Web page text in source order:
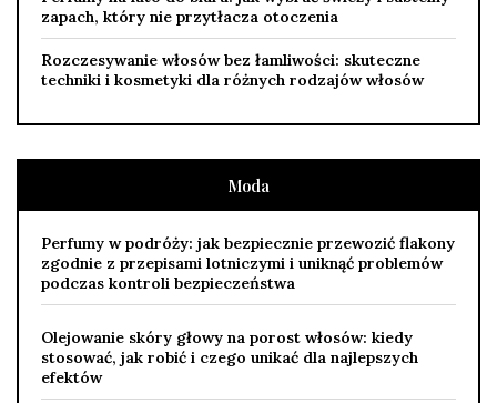
zapach, który nie przytłacza otoczenia
Rozczesywanie włosów bez łamliwości: skuteczne
techniki i kosmetyki dla różnych rodzajów włosów
Moda
Perfumy w podróży: jak bezpiecznie przewozić flakony
zgodnie z przepisami lotniczymi i uniknąć problemów
podczas kontroli bezpieczeństwa
Olejowanie skóry głowy na porost włosów: kiedy
stosować, jak robić i czego unikać dla najlepszych
efektów